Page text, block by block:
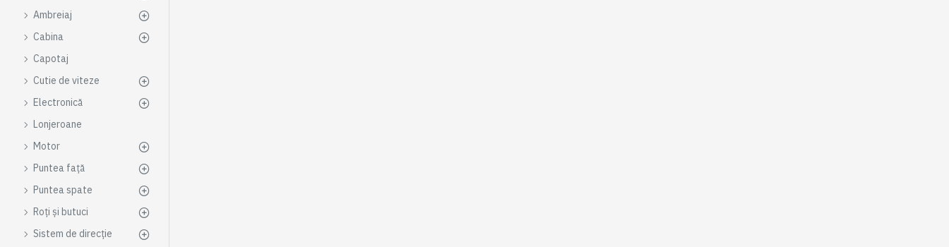
Ambreiaj
Cabina
Capotaj
Cutie de viteze
Electronică
Lonjeroane
Motor
Puntea față
Puntea spate
Roți și butuci
Sistem de direcție